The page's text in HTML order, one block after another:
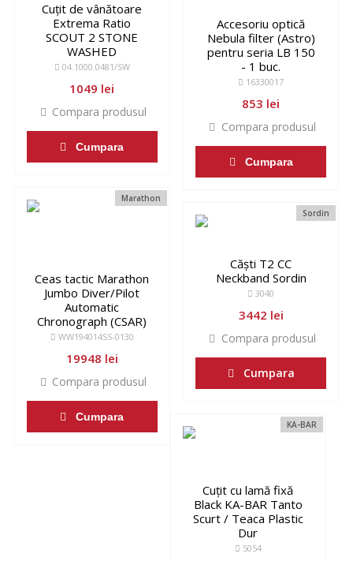
Cuțit de vânătoare
Extrema Ratio
SCOUT 2 STONE
WASHED
04.1000.0481/SW
1049 lei
Compara produsul
Cumpara
Accesoriu optică
Nebula filter (Astro)
pentru seria LB 150
- 1 buc.
16330017
853 lei
Compara produsul
Cumpara
Marathon
Ceas tactic Marathon
Jumbo Diver/Pilot
Automatic
Chronograph (CSAR)
WW194014SS-0130
19948 lei
Compara produsul
Cumpara
Sordin
Căști T2 CC
Neckband Sordin
3040
3442 lei
Compara produsul
Cumpara
KA-BAR
Cuțit cu lamă fixă
Black KA-BAR Tanto
Scurt / Teaca Plastic
Dur
5054